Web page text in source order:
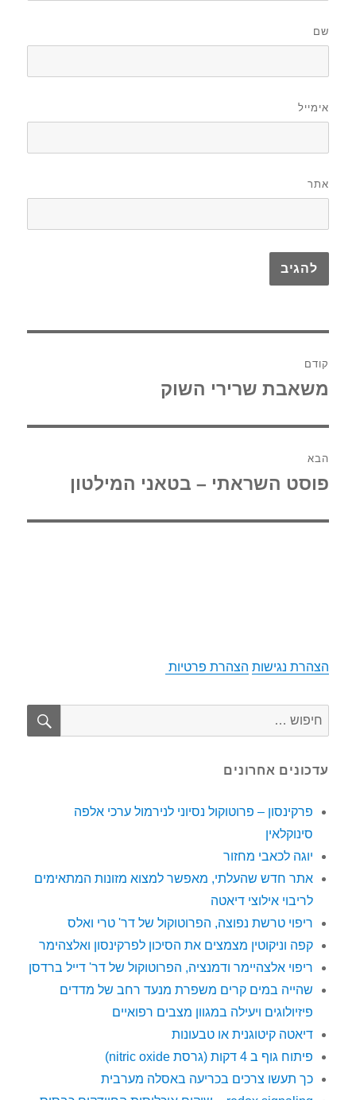
אימייל
הפוסט
משאבת שרירי השוק
הפוסט
פוסט השראתי – בטאני המילטון
הצהרת נגישות הצהרת פרטיות
עדכונים אחרונים
פרקינסון – פרוטוקול נסיוני לנירמול ערכי אלפה
סינוקלאין
יוגה לכאבי מחזור
אתר חדש שהעלתי, מאפשר למצוא מזונות המתאימים
לריבוי אילוצי דיאטה
ריפוי טרשת נפוצה, הפרוטוקול של דר' טרי ואלס
קפה וניקוטין מצמצים את הסיכון לפרקינסון ואלצהימר
ריפוי אלצהיימר ודמנציה, הפרוטוקול של דר' דייל ברדסן
שהייה במים קרים משפרת מנעד רחב של מדדים
פיזיולוגים ויעילה במגוון מצבים רפואיים
דיאטה קיטוגנית או טבעונות
פיתוח גוף ב 4 דקות (גרסת nitric oxide)
כך תעשו צרכים בכריעה באסלה מערבית